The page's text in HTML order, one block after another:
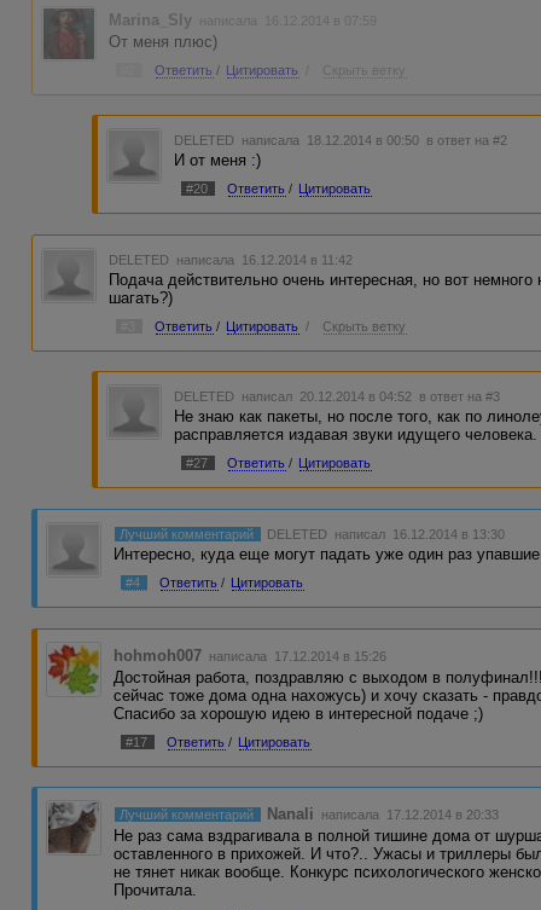
Marina_Sly написала 16.12.2014 в 07:59
От меня плюс)
Ответить / Цитировать Скрыть ветку
DELETED написала 18.12.2014 в 00:50 в ответ на #2
И от меня :)
#20 Ответить / Цитировать
DELETED написала 16.12.2014 в 11:42
Подача действительно очень интересная, но вот
шагать?)
Ответить / Цитировать / Скрыть ветку
DELETED написал 20.12.2014 в 04:52 в ответ на #3
Не знаю как пакеты, но после того, как по
расправляется издавая звуки идущего человека.
#27 Ответить / Цитировать
Лучший комментарий DELETED написал 16.12.2014 в 13:30
Интересно, куда еще могут падать уже один раз
#4 Ответить / Цитировать
hohmoh007 написала 17.12.2014 в 15:26
Достойная работа, поздравляю с выходом в
сейчас тоже дома одна нахожусь) и хочу сказать -
Спасибо за хорошую идею в интересной подаче ;)
#17 Ответить / Цитировать
Лучший комментарий Nanali написала 17.12.2014 в 20:33
Не раз сама вздрагивала в полной тишине дома от
оставленного в прихожей. И что?.. Ужасы и триллеры
не тянет никак вообще. Конкурс психологического
Прочитала.